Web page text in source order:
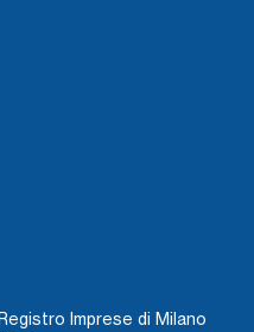
Imprese di Milano